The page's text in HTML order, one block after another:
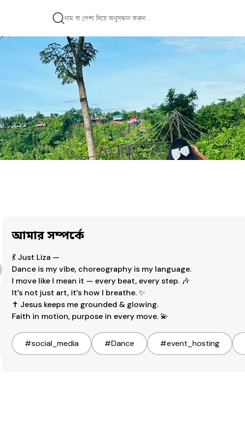
আমার সম্পর্কে
💃 Just Liza —
Dance is my vibe, choreography is my language.
I move like I mean it — every beat, every step. 🎶
It’s not just art, it’s how I breathe. ✨
✝️ Jesus keeps me grounded & glowing.
Faith in motion, purpose in every move. 💫
#social_media #Dance #event_hosting